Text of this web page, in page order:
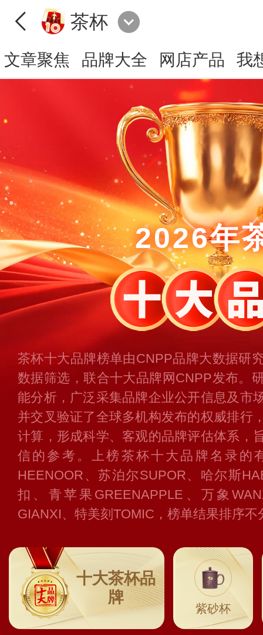
茶杯
文章聚焦 品牌大全 网店产品 我
2026年
茶杯十大品牌榜单由CNPP品牌大数据研
数据筛选，联合十大品牌网CNPP发布。
能分析，广泛采集品牌企业公开信息及市
并交叉验证了全球多机构发布的权威排行
计算，形成科学、客观的品牌评估体系，
信的参考。上榜茶杯十大品牌名录的
HEENOOR、苏泊尔SUPOR、哈尔斯
扣、青苹果GREENAPPLE、万象
GIANXI、特美刻TOMIC，榜单结果排序
十大茶杯品
牌
紫砂杯